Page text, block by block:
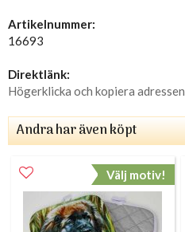
Artikelnummer:
16693
Direktlänk:
Högerklicka och kopiera adressen
Andra har även köpt
Välj motiv!